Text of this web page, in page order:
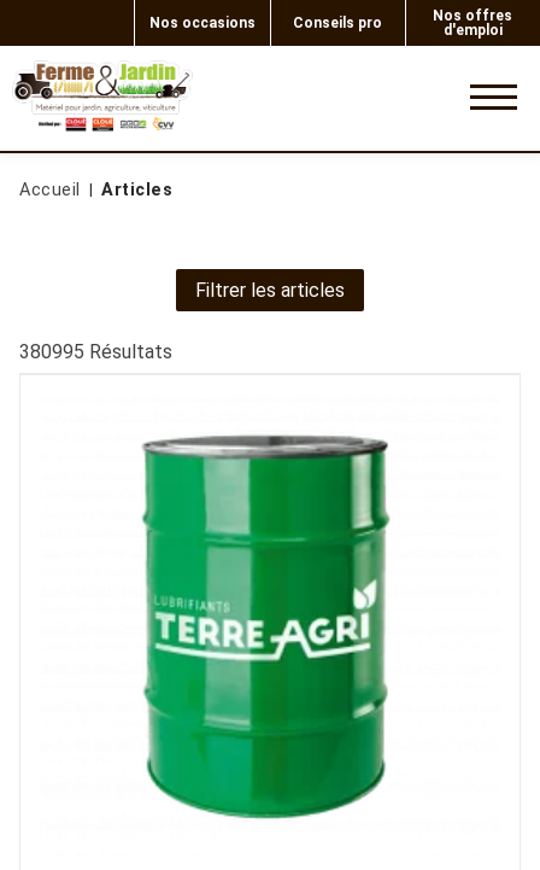
Nos occasions Conseils pro
Nos offres
d'emploi
Accueil Articles
Filtrer les articles
380995 Résultats